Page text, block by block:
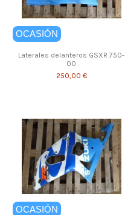
OCASIÓN
Laterales delanteros GSXR 750-
00
250,00 €
OCASIÓN